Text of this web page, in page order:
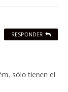
sólo tienen el
RESPONDER